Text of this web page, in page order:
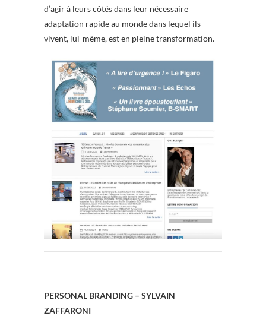
d’agir à leurs côtés dans leur nécessaire
adaptation rapide au monde dans lequel ils
vivent, lui-même, est en pleine transformation.
PERSONAL BRANDING – SYLVAIN
ZAFFARONI